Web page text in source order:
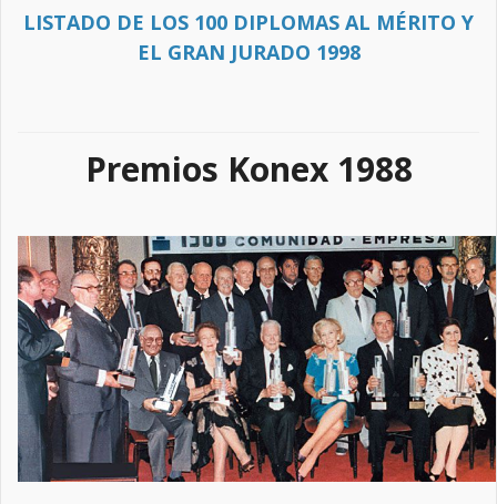
LISTADO DE LOS 100 DIPLOMAS AL MÉRITO Y
EL GRAN JURADO 1998
Premios Konex 1988